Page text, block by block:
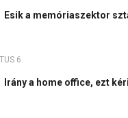
Esik a memóriaszektor
6.
Irány a home office, ezt